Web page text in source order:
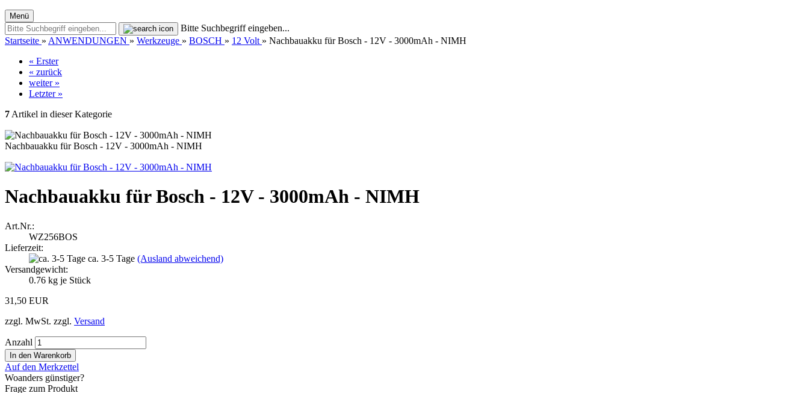
Menü
Bitte Suchbegriff eingeben...
Startseite » ANWENDUNGEN » Werkzeuge » BOSCH » 12 Volt » Nachbauakku für Bosch - 12V - 3000mAh - NIMH
« Erster
« zurück
weiter »
Letzter »
7 Artikel in dieser Kategorie
Nachbauakku für Bosch - 12V - 3000mAh - NIMH
Nachbauakku für Bosch - 12V - 3000mAh - NIMH
Art.Nr.:
WZ256BOS
Lieferzeit:
ca. 3-5 Tage (Ausland abweichend)
Versandgewicht:
0.76 kg je Stück
31,50 EUR
zzgl. MwSt. zzgl. Versand
Anzahl
Auf den Merkzettel
Woanders günstiger?
Frage zum Produkt